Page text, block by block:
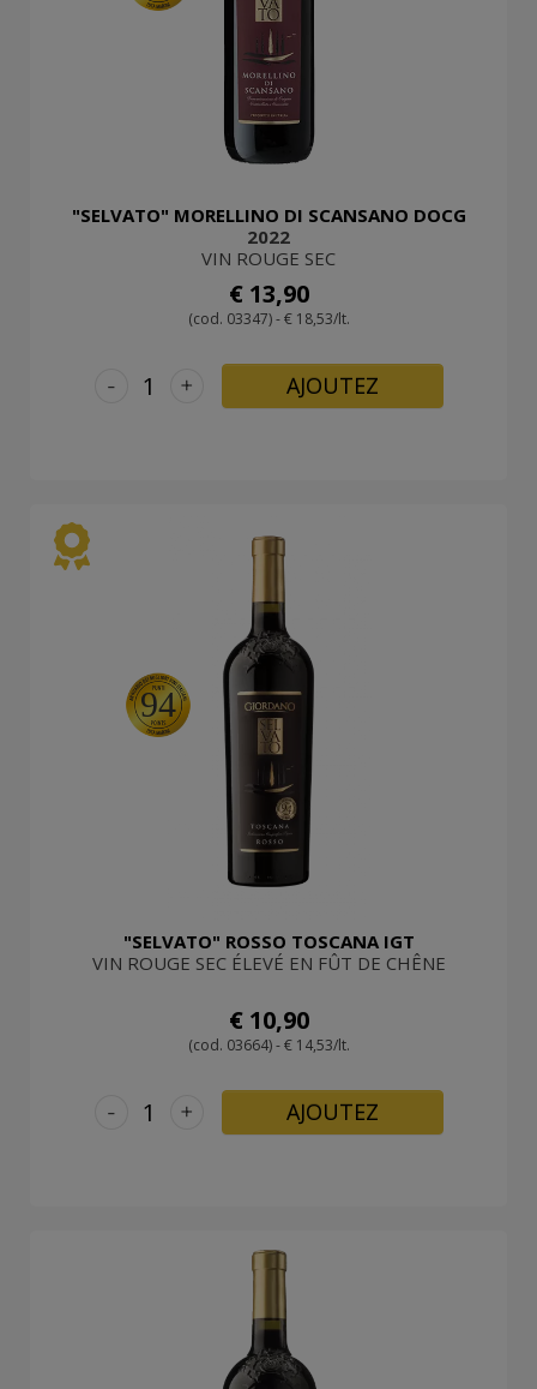
"SELVATO" MORELLINO DI SCANSANO DOCG
2022
VIN ROUGE SEC
€ 13,90
(cod. 03347) - € 18,53/lt.
+
- AJOUTEZ
94
"SELVATO" ROSSO TOSCANA IGT
VIN ROUGE SEC ÉLEVÉ EN FÛT DE CHÊNE
€ 10,90
(cod. 03664) - € 14,53/lt.
+
- AJOUTEZ